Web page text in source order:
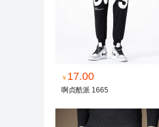
￥ 17.00
啊贞酷派 1665